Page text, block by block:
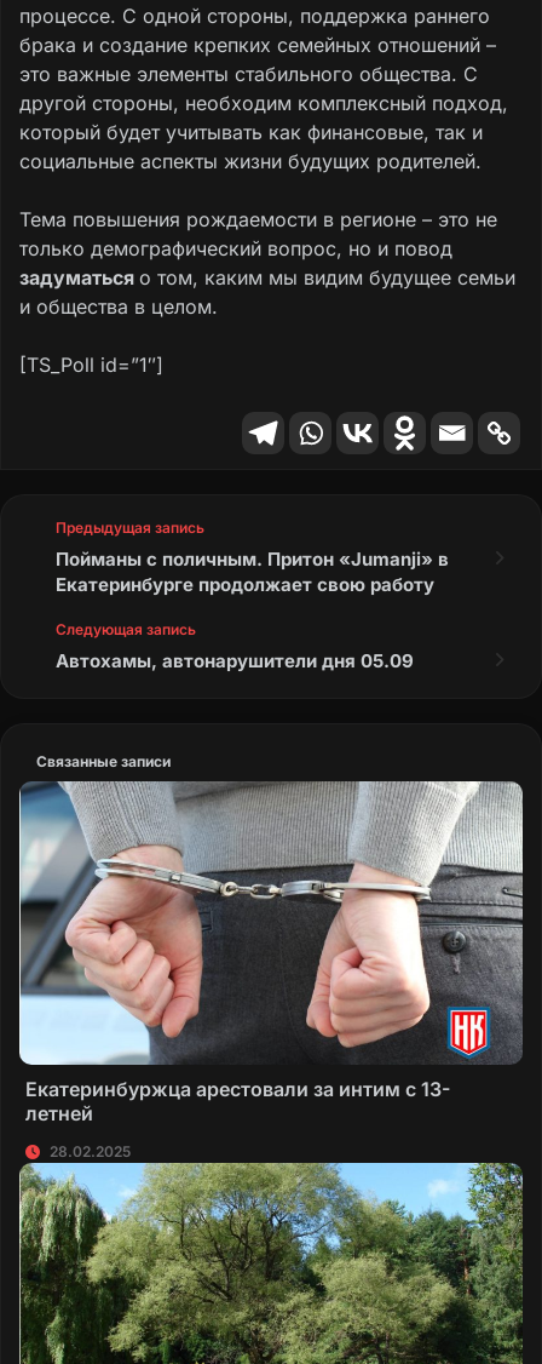
процессе. С одной стороны, поддержка раннего
брака и создание крепких семейных отношений –
это важные элементы стабильного общества. С
другой стороны, необходим комплексный подход,
который будет учитывать как финансовые, так и
социальные аспекты жизни будущих родителей.
Тема повышения рождаемости в регионе – это не
только демографический вопрос, но и повод
задуматься о том, каким мы видим будущее семьи
и общества в целом.
[TS_Poll id=”1″]
Предыдущая запись
Пойманы с поличным. Притон «Jumanji» в
Екатеринбурге продолжает свою работу
Следующая запись
Автохамы, автонарушители дня 05.09
Связанные записи
Екатеринбуржца арестовали за интим с 13-
летней
28.02.2025